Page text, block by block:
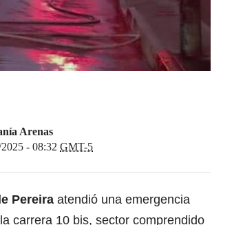
Arenas
- 08:32 GMT-5
Pereira atendió una emergencia
carrera 10 bis, sector comprendido